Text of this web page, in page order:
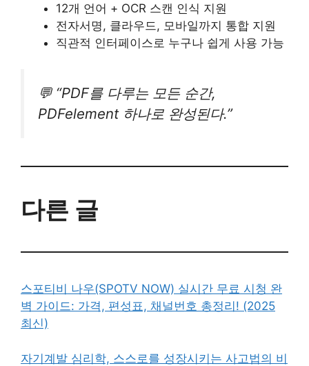
12개 언어 + OCR 스캔 인식 지원
전자서명, 클라우드, 모바일까지 통합 지원
직관적 인터페이스로 누구나 쉽게 사용 가능
💬 “PDF를 다루는 모든 순간,
PDFelement 하나로 완성된다.”
다른 글
스포티비 나우(SPOTV NOW) 실시간 무료 시청 완
벽 가이드: 가격, 편성표, 채널번호 총정리! (2025
최신)
자기계발 심리학, 스스로를 성장시키는 사고법의 비